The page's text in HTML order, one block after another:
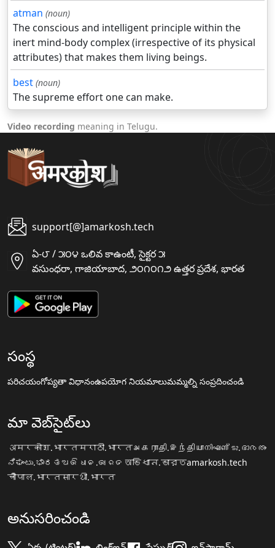
atman (noun)
The conscious and intelligent principle within the
inert mind-body complex (irrespective of its physical
attributes) that makes them living beings.
best (noun)
The supreme effort one can make.
Video recording meaning in Telugu.
support[@]amarkosh.tech
ఏ-౮ / ౫౦౪ ఒలివ కాఉంటీ, సైక్టర ౫
వసుంధరా, గాజియాబాద, ౨౦౧౦౧౨ ఉత్తర ప్రదేశ, భారత
సంస్థ
పరిచయంగోప్యతా విధానంఉపయోగ నియమాలుమమ్మల్ని సంప్రదించండి
మా వెబ్‌సైట్‌లు
अमरकोश.भारतमराठी.भारतஅகராதி.இந்தியாനിഘണ്ടു.ഭാരതം
ನಿಘಂಟು.ಭಾರತ ଅଭିଧାନ.ଭାରତ অভিধান.ভারতamarkosh.tech
चौपाल.भारतसारथी.भारत
అనుసరించండి